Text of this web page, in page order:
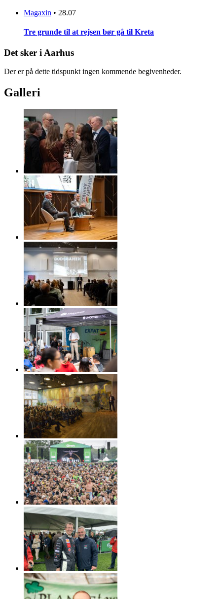
Magaxin • 28.07
Tre grunde til at rejsen bør gå til Kreta
Det sker i Aarhus
Der er på dette tidspunkt ingen kommende begivenheder.
Galleri